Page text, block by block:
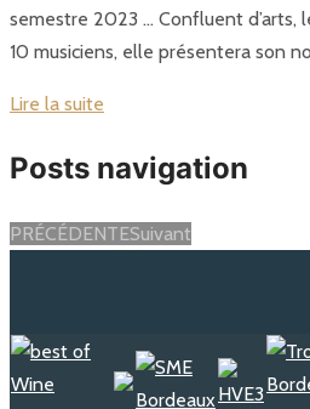
semestre 2023 … Confluent d’arts,
10 musiciens, elle présentera son
Lire la suite
Posts navigation
PRÉCÉDENTESuivant